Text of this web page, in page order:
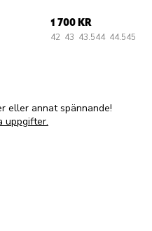
1 700 KR
42 43 43.544 44.545
eller annat spännande!
uppgifter.